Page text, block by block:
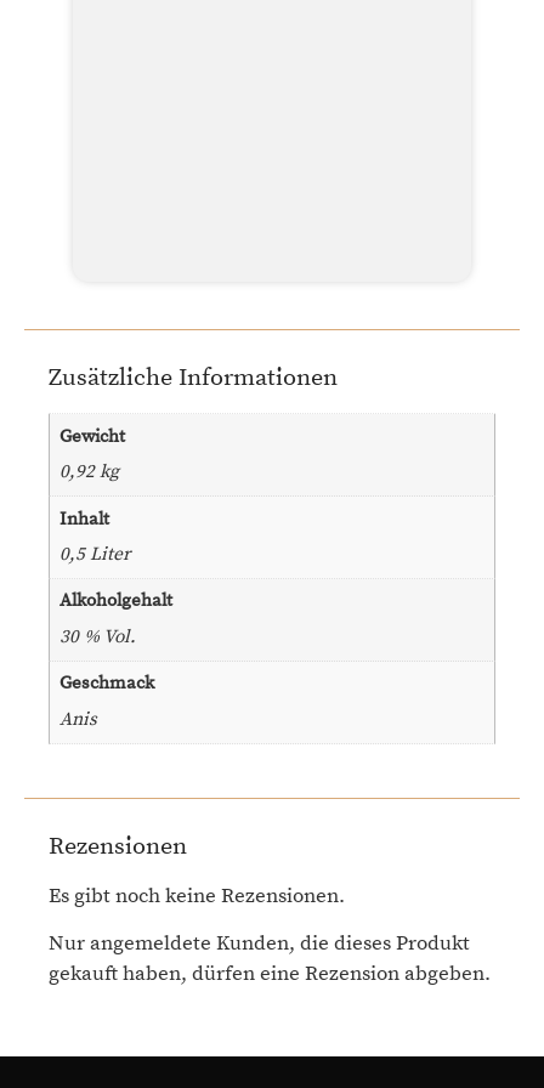
Zusätzliche Informationen
Gewicht
0,92 kg
Inhalt
0,5 Liter
Alkoholgehalt
30 % Vol.
Geschmack
Anis
Rezensionen
Es gibt noch keine Rezensionen.
Nur angemeldete Kunden, die dieses Produkt
gekauft haben, dürfen eine Rezension abgeben.